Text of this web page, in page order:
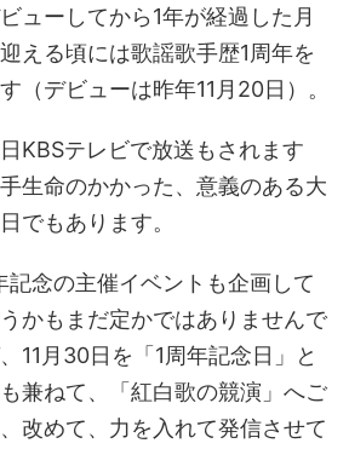
ューしてから1年が経過した月
える頃には歌謡歌手歴1周年を
（デビューは昨年11月20日）。
KBSテレビで放送もされます
生命のかかった、意義のある大
でもあります。
記念の主催イベントも企画して
かもまだ定かではありませんで
11月30日を「1周年記念日」と
兼ねて、「紅白歌の競演」へご
改めて、力を入れて発信させて